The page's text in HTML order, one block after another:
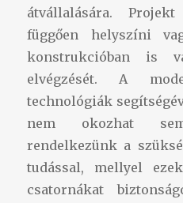
átvállalására.
függően helyszíni
konstrukcióban is
elvégzését. A
technológiák
nem okozhat
rendelkezünk a
tudással, mellyel
csatornákat